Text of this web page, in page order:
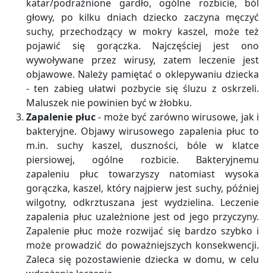
katar/podrażnione gardło, ogólne rozbicie, ból
głowy, po kilku dniach dziecko zaczyna męczyć
suchy, przechodzący w mokry kaszel, może też
pojawić się gorączka. Najczęściej jest ono
wywoływane przez wirusy, zatem leczenie jest
objawowe. Należy pamiętać o oklepywaniu dziecka
- ten zabieg ułatwi pozbycie się śluzu z oskrzeli.
Maluszek nie powinien być w żłobku.
Zapalenie płuc- może być zarówno wirusowe, jak i
bakteryjne. Objawy wirusowego zapalenia płuc to
m.in. suchy kaszel, duszności, bóle w klatce
piersiowej, ogólne rozbicie. Bakteryjnemu
zapaleniu płuc towarzyszy natomiast wysoka
gorączka, kaszel, który najpierw jest suchy, później
wilgotny, odkrztuszana jest wydzielina. Leczenie
zapalenia płuc uzależnione jest od jego przyczyny.
Zapalenie płuc może rozwijać się bardzo szybko i
może prowadzić do poważniejszych konsekwencji.
Zaleca się pozostawienie dziecka w domu, w celu